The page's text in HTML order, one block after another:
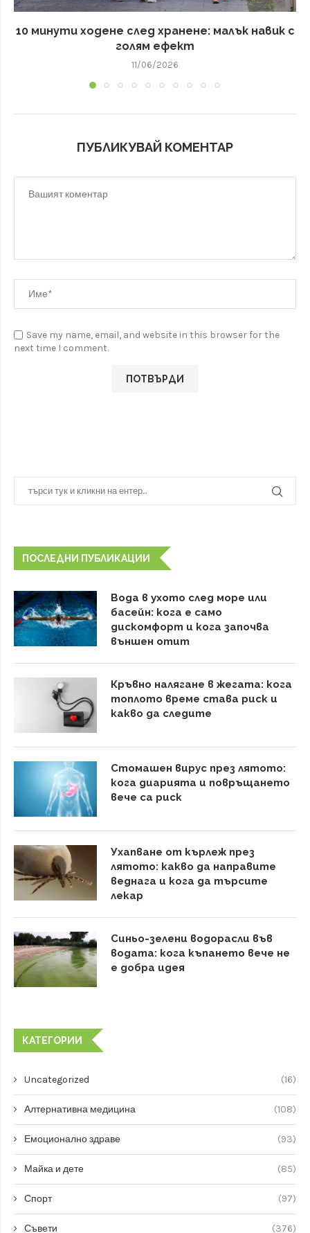
10 минути ходене след хранене: малък навик с
голям ефект
11/06/2026
ПУБЛИКУВАЙ КОМЕНТАР
Save my name, email, and website in this browser for the
next time I comment.
ПОСЛЕДНИ ПУБЛИКАЦИИ
Вода в ухото след море или
басейн: кога е само
дискомфорт и кога започва
външен отит
Кръвно налягане в жегата: кога
топлото време става риск и
какво да следите
Стомашен вирус през лятото:
кога диарията и повръщането
вече са риск
Ухапване от кърлеж през
лятото: какво да направите
веднага и кога да търсите
лекар
Синьо-зелени водорасли във
водата: кога къпането вече не
е добра идея
КАТЕГОРИИ
Uncategorized (16)
Алтернативна медицина (108)
Емоционално здраве (93)
Майка и дете (85)
Спорт (97)
Съвети (376)